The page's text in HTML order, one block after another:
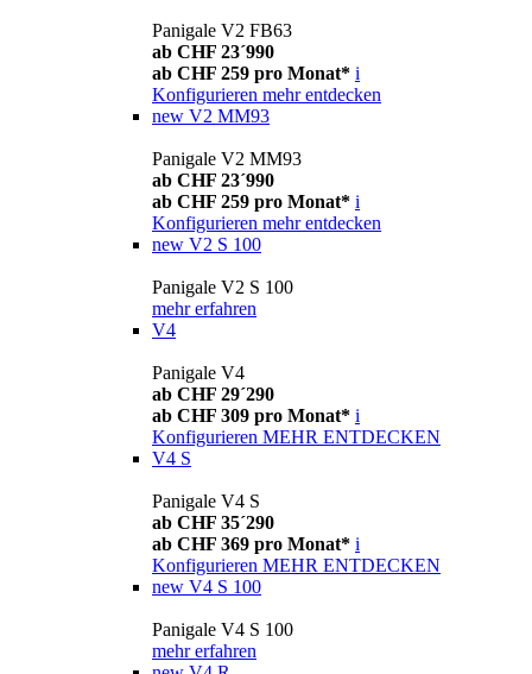
Panigale V2 FB63
ab CHF 23´990
ab CHF 259 pro Monat* i
Konfigurieren mehr entdecken
new V2 MM93
Panigale V2 MM93
ab CHF 23´990
ab CHF 259 pro Monat* i
Konfigurieren mehr entdecken
new V2 S 100
Panigale V2 S 100
mehr erfahren
V4
Panigale V4
ab CHF 29´290
ab CHF 309 pro Monat* i
Konfigurieren MEHR ENTDECKEN
V4 S
Panigale V4 S
ab CHF 35´290
ab CHF 369 pro Monat* i
Konfigurieren MEHR ENTDECKEN
new V4 S 100
Panigale V4 S 100
mehr erfahren